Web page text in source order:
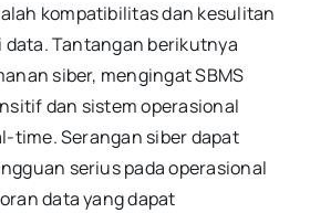
kompatibilitas dan kesulitan
Tantangan berikutnya
siber, mengingat SBMS
dan sistem operasional
time. Serangan siber dapat
serius pada operasional
data yang dapat